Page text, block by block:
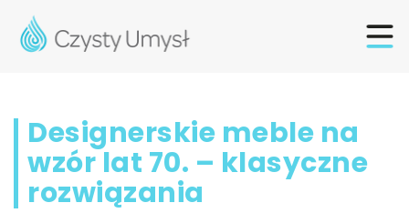
Designerskie meble na
wzór lat 70. – klasyczne
rozwiązania